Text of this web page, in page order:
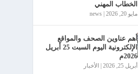
الخطاب المهني
مايو 20, 2026 news
أهم عناوين الصحف والمواقع
الإلكترونية اليوم السبت 25 أبريل
2026م
أبريل 25, 2026 الأخبار